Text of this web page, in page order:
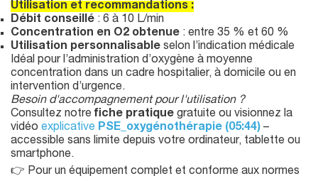
Utilisation et recommandations :
Débit conseillé : 6 à 10 L/min
Concentration en O2 obtenue : entre 35 % et 60 %
Utilisation personnalisable selon l’indication médicale
Idéal pour l’administration d’oxygène à moyenne
concentration dans un cadre hospitalier, à domicile ou en
intervention d’urgence.
Besoin d'accompagnement pour l'utilisation ?
Consultez notre fiche pratique gratuite ou visionnez la
vidéo explicative PSE_oxygénothérapie (05:44) –
accessible sans limite depuis votre ordinateur, tablette ou
smartphone.
👉 Pour un équipement complet et conforme aux normes